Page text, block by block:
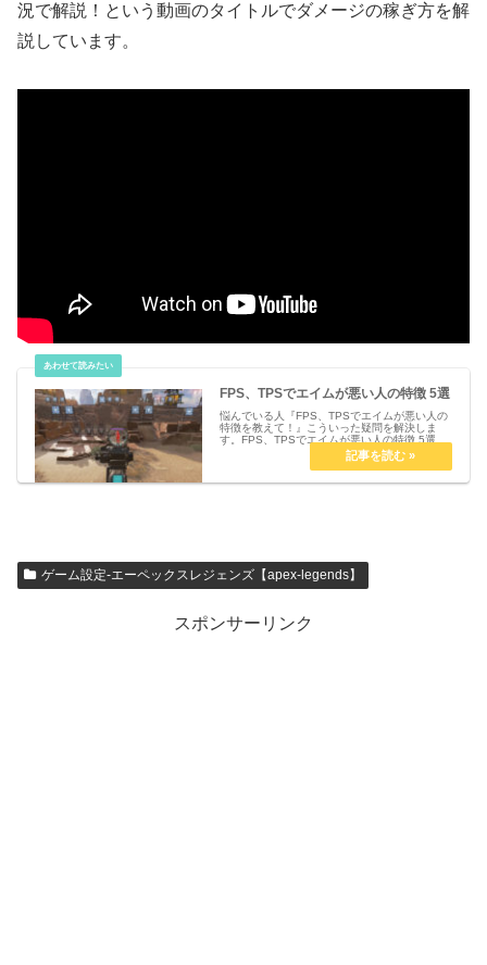
況で解説！という動画のタイトルでダメージの稼ぎ方を解
説しています。
FPS、TPSでエイムが悪い人の特徴 5選
悩んでいる人『FPS、TPSでエイムが悪い人の
特徴を教えて！』こういった疑問を解決しま
す。FPS、TPSでエイムが悪い人の特徴 5選①
デバイスや設定のこだわりがない自分に合った
デバイスを使わないと良いエイムは手に入りま
ゲーム設定-エーペックスレジェンズ【apex-legends】
スポンサーリンク